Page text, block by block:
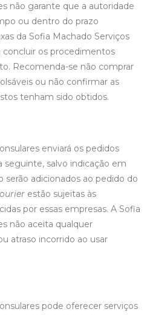
não garante que a autoridade
ou dentro do prazo
da Sofia Machado Serviços
concluir os procedimentos
Recomenda-se não comprar
ou não confirmar as
tenham sido obtidos.
enviará os pedidos
seguinte, salvo indicação em
serão adicionados ao pedido do
estão sujeitas às
por essas empresas. A Sofia
não aceita qualquer
atraso incorrido ao usar
pode oferecer serviços